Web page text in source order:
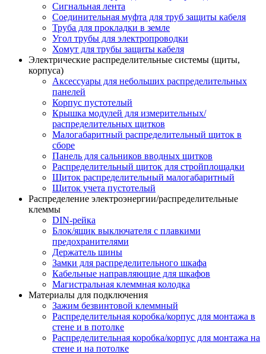
Сигнальная лента
Соединительная муфта для труб защиты кабеля
Труба для прокладки в земле
Угол трубы для электропроводки
Хомут для трубы защиты кабеля
Электрические распределительные системы (щиты,
корпуса)
Аксессуары для небольших распределительных
панелей
Корпус пустотелый
Крышка модулей для измерительных/
распределительных щитков
Малогабаритный распределительный щиток в
сборе
Панель для сальников вводных щитков
Распределительный щиток для стройплощадки
Щиток распределительный малогабаритный
Щиток учета пустотелый
Распределение электроэнергии/распределительные
клеммы
DIN-рейка
Блок/ящик выключателя с плавкими
предохранителями
Держатель шины
Замки для распределительного шкафа
Кабельные направляющие для шкафов
Магистральная клеммная колодка
Материалы для подключения
Зажим безвинтовой клеммный
Распределительная коробка/корпус для монтажа в
стене и в потолке
Распределительная коробка/корпус для монтажа на
стене и на потолке